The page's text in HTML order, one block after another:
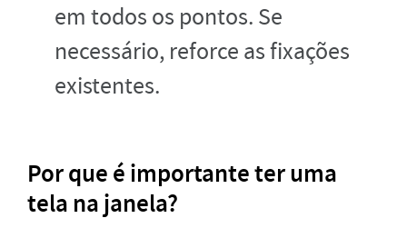
em todos os pontos. Se
necessário, reforce as fixações
existentes.
Por que é importante ter uma
tela na janela?